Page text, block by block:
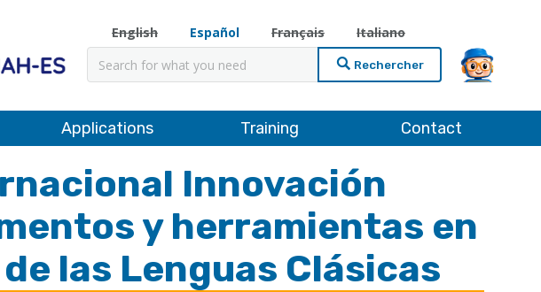
English Español Français
Italiano
Rechercher
Applications Training Contact
Innovación
y herramientas en
las Lenguas Clásicas